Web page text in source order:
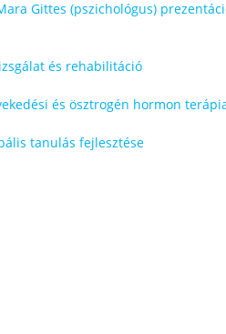
Gittes (pszichológus)
és rehabilitáció
és ösztrogén hormon
tanulás fejlesztése